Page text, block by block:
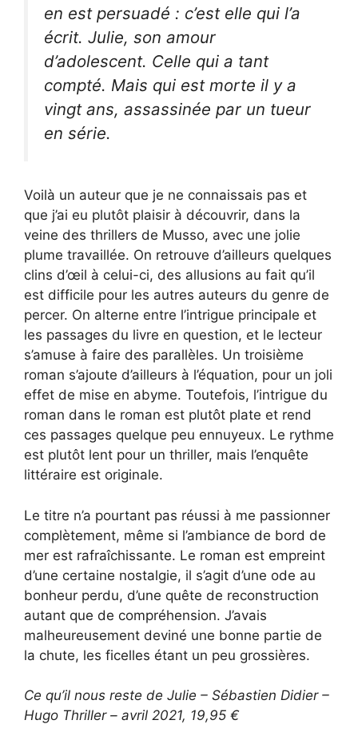
en est persuadé : c’est elle qui l’a
écrit. Julie, son amour
d’adolescent. Celle qui a tant
compté. Mais qui est morte il y a
vingt ans, assassinée par un tueur
en série.
Voilà un auteur que je ne connaissais pas et
que j’ai eu plutôt plaisir à découvrir, dans la
veine des thrillers de Musso, avec une jolie
plume travaillée. On retrouve d’ailleurs quelques
clins d’œil à celui-ci, des allusions au fait qu’il
est difficile pour les autres auteurs du genre de
percer. On alterne entre l’intrigue principale et
les passages du livre en question, et le lecteur
s’amuse à faire des parallèles. Un troisième
roman s’ajoute d’ailleurs à l’équation, pour un joli
effet de mise en abyme. Toutefois, l’intrigue du
roman dans le roman est plutôt plate et rend
ces passages quelque peu ennuyeux. Le rythme
est plutôt lent pour un thriller, mais l’enquête
littéraire est originale.
Le titre n’a pourtant pas réussi à me passionner
complètement, même si l’ambiance de bord de
mer est rafraîchissante. Le roman est empreint
d’une certaine nostalgie, il s’agit d’une ode au
bonheur perdu, d’une quête de reconstruction
autant que de compréhension. J’avais
malheureusement deviné une bonne partie de
la chute, les ficelles étant un peu grossières.
Ce qu’il nous reste de Julie – Sébastien Didier –
Hugo Thriller – avril 2021, 19,95 €